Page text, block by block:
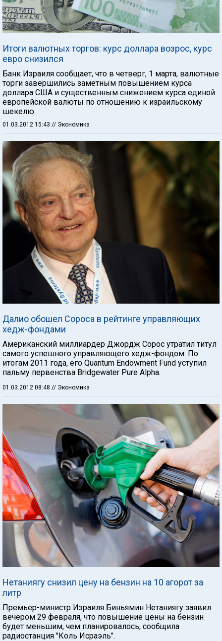
Итоги валютных торгов: курс доллара возрос, курс
евро снизился
Банк Израиля сообщает, что в четверг, 1 марта, валютные
торги завершились заметным повышением курса
доллара США и существенным снижением курса единой
европейской валюты по отношению к израильскому
шекелю.
01.03.2012 15:43 // Экономика
Далио обошел Сороса в рейтинге управляющих
хедж-фондами
Американский миллиардер Джордж Сорос утратил титул
самого успешного управляющего хедж-фондом. По
итогам 2011 года, его Quantum Endowment Fund уступил
пальму первенства Bridgewater Pure Alpha.
01.03.2012 08:48 // Экономика
Нетаниягу снизил цену на бензин на 10 агорот за
литр
Премьер-министр Израиля Биньямин Нетаниягу заявил
вечером 29 февраля, что повышение цены на бензин
будет меньшим, чем планировалось, сообщила
радиостанция "Коль Исраэль".